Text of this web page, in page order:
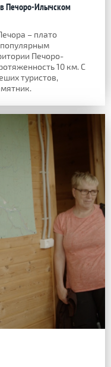
в Печоро-Илычском
– плато
Печоро-
10 км. С
туристов,